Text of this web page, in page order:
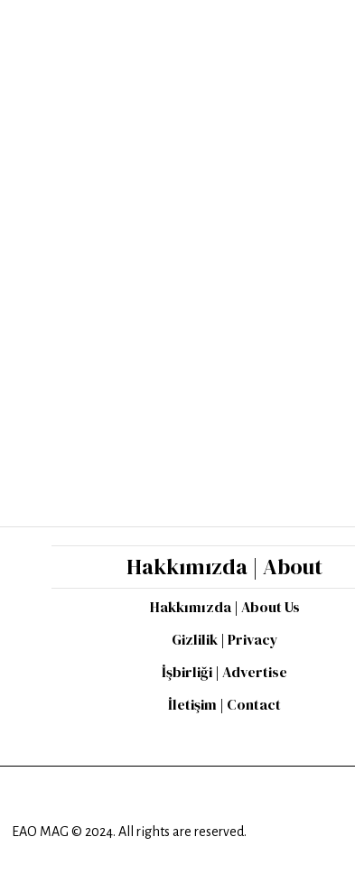
Hakkımızda | About
Hakkımızda | About Us
Gizlilik | Privacy
İşbirliği | Advertise
İletişim | Contact
EAO MAG © 2024. All rights are reserved.